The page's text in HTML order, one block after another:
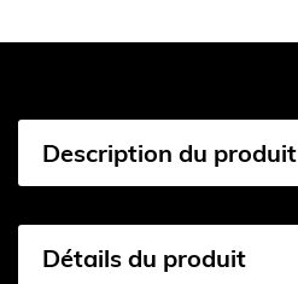
Description du produit
Détails du produit